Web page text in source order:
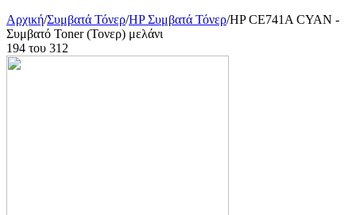
Αρχική/Συμβατά Τόνερ/HP Συμβατά Τόνερ/HP CE741A CYAN -
Συμβατό Toner (Τονερ) μελάνι
194 του 312